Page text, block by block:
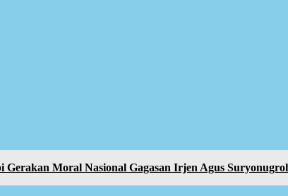
Moral Nasional Gagasan Irjen Agus